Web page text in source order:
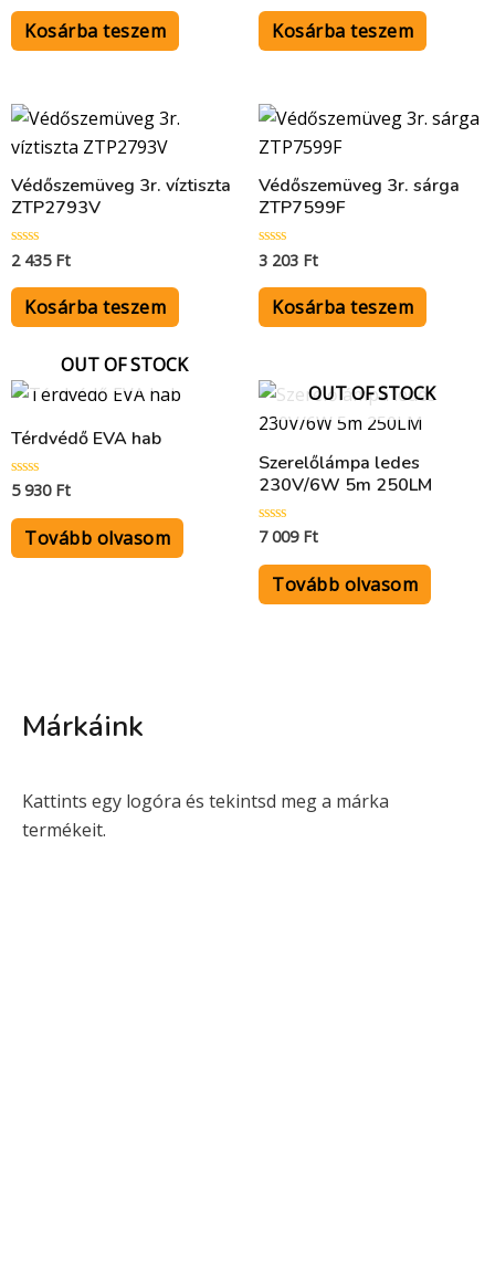
/
Kosárba teszem
/
Kosárba teszem
Védőszemüveg 3r. víztiszta
ZTP2793V
Értékelés:
/
2 435 Ft
Kosárba teszem
Védőszemüveg 3r. sárga
ZTP7599F
Értékelés:
/
3 203 Ft
Kosárba teszem
OUT OF STOCK
Térdvédő EVA hab
Értékelés:
/
5 930 Ft
Tovább olvasom
OUT OF STOCK
Szerelőlámpa ledes
230V/6W 5m 250LM
Értékelés:
/
7 009 Ft
Tovább olvasom
Márkáink
Kattints egy logóra és tekintsd meg a márka
termékeit.